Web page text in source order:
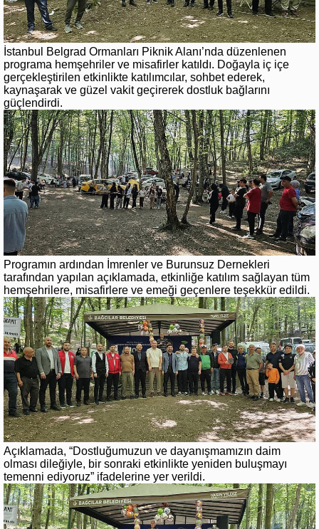
İstanbul Belgrad Ormanları Piknik Alanı’nda düzenlenen
programa hemşehriler ve misafirler katıldı. Doğayla iç içe
gerçekleştirilen etkinlikte katılımcılar, sohbet ederek,
kaynaşarak ve güzel vakit geçirerek dostluk bağlarını
güçlendirdi.
Programın ardından İmrenler ve Burunsuz Dernekleri
tarafından yapılan açıklamada, etkinliğe katılım sağlayan tüm
hemşehrilere, misafirlere ve emeği geçenlere teşekkür edildi.
Açıklamada, “Dostluğumuzun ve dayanışmamızın daim
olması dileğiyle, bir sonraki etkinlikte yeniden buluşmayı
temenni ediyoruz” ifadelerine yer verildi.